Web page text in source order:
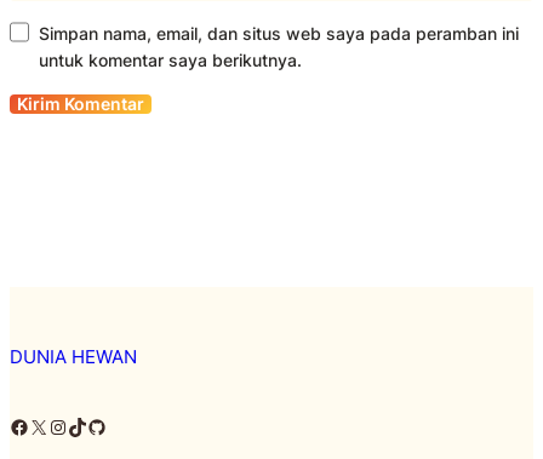
Simpan nama, email, dan situs web saya pada peramban ini
untuk komentar saya berikutnya.
DUNIA HEWAN
Facebook X Instagram TikTok Github